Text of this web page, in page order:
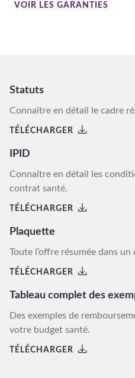
VOIR LES GARANTIES
Statuts
Connaître en détail le cadre
TÉLÉCHARGER
IPID
Connaître en détail les
contrat santé.
TÉLÉCHARGER
Plaquette
Toute l’offre résumée dans
TÉLÉCHARGER
Tableau complet des
Des exemples de
votre budget santé.
TÉLÉCHARGER